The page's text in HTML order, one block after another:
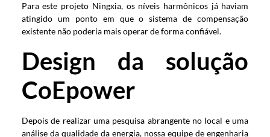
Para este projeto Ningxia, os níveis harmônicos já haviam
atingido um ponto em que o sistema de compensação
existente não poderia mais operar de forma confiável.
Design da solução
CoEpower
Depois de realizar uma pesquisa abrangente no local e uma
análise da qualidade da energia, nossa equipe de engenharia